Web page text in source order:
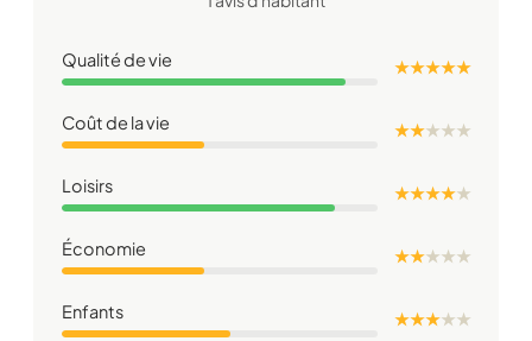
Qualité de vie ★ ★ ★ ★ ★
Coût de la vie ★ ★★★★
Loisirs ★ ★ ★ ★★
Économie ★ ★★★★
Enfants ★ ★ ★★★